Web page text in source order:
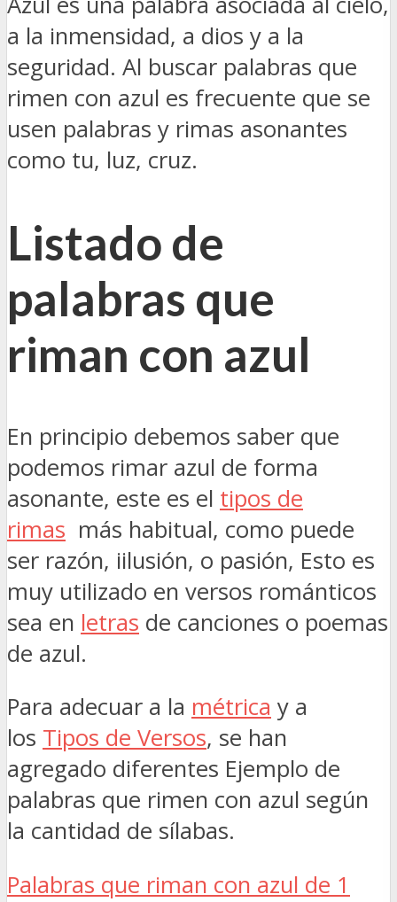
a la inmensidad, a dios y a la
seguridad. Al buscar palabras que
rimen con azul es frecuente que se
usen palabras y rimas asonantes
como tu, luz, cruz.
Listado de
palabras que
riman con azul
En principio debemos saber que
podemos rimar azul de forma
asonante, este es el tipos de
rimas más habitual, como puede
ser razón, iilusión, o pasión, Esto es
muy utilizado en versos románticos
sea en letras de canciones o poemas
de azul.
Para adecuar a la métrica y a
los Tipos de Versos, se han
agregado diferentes Ejemplo de
palabras que rimen con azul según
la cantidad de sílabas.
Palabras que riman con azul de 1